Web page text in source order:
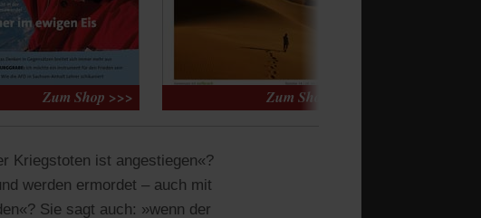
Kriegstoten ist angestiegen«?
werden ermordet – auch mit
Sie sagt auch: »wenn der